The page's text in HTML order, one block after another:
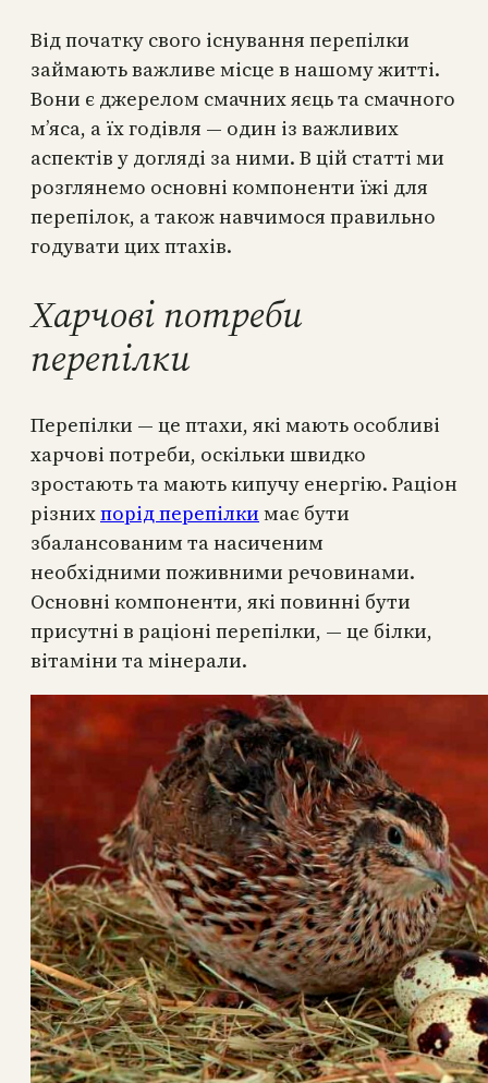
Від початку свого існування перепілки
займають важливе місце в нашому житті.
Вони є джерелом смачних яєць та смачного
м’яса, а їх годівля — один із важливих
аспектів у догляді за ними. В цій статті ми
розглянемо основні компоненти їжі для
перепілок, а також навчимося правильно
годувати цих птахів.
Харчові потреби
перепілки
Перепілки — це птахи, які мають особливі
харчові потреби, оскільки швидко
зростають та мають кипучу енергію. Раціон
різнихпорід перепілки має бути
збалансованим та насиченим
необхідними поживними речовинами.
Основні компоненти, які повинні бути
присутні в раціоні перепілки, — це білки,
вітаміни та мінерали.